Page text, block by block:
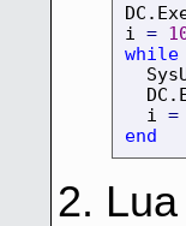
i =
while
  i
=
end
2. Lua